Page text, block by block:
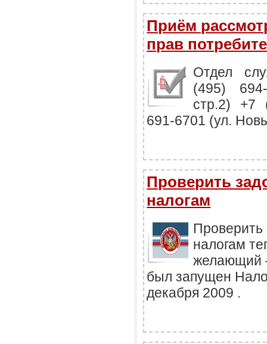
Приём
прав
Отдел
(495)
стр.2) +7
691-6701 (ул.
Проверить
налогам
Проверить
налогам
желающий
был запущен
декабря 2009 .